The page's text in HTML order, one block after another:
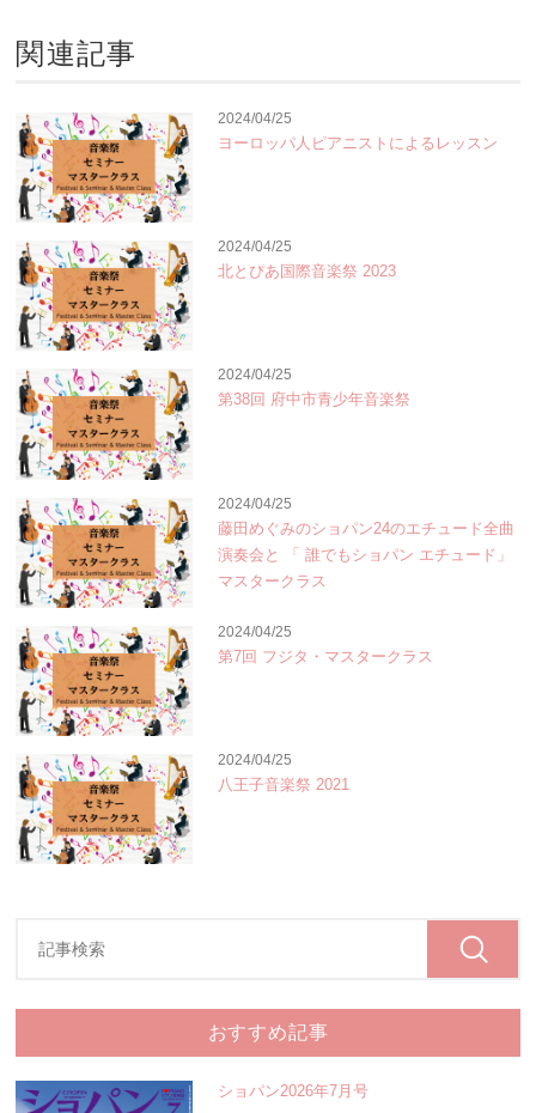
関連記事
2024/04/25
ヨーロッパ人ピアニストによるレッスン
2024/04/25
北とぴあ国際音楽祭 2023
2024/04/25
第38回 府中市青少年音楽祭
2024/04/25
藤田めぐみのショパン24のエチュード全曲
演奏会と 「 誰でもショパン エチュード」
マスタークラス
2024/04/25
第7回 フジタ・マスタークラス
2024/04/25
八王子音楽祭 2021
おすすめ記事
ショパン2026年7月号